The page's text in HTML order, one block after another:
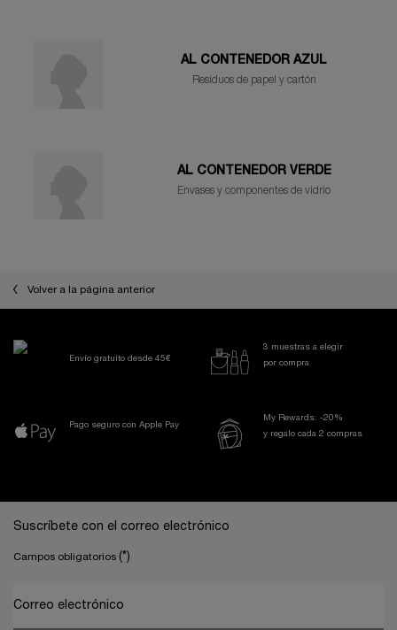
AL CONTENEDOR AZUL
Residuos de papel y cartón
AL CONTENEDOR VERDE
Envases y componentes de vidrio
Volver a la página anterior
Envío gratuito desde 45€
3 muestras a elegir
por compra
Pago seguro con Apple Pay
My Rewards: -20%
y regalo cada 2 compras
Suscríbete con el correo electrónico
Campos obligatorios (*)
Correo electrónico